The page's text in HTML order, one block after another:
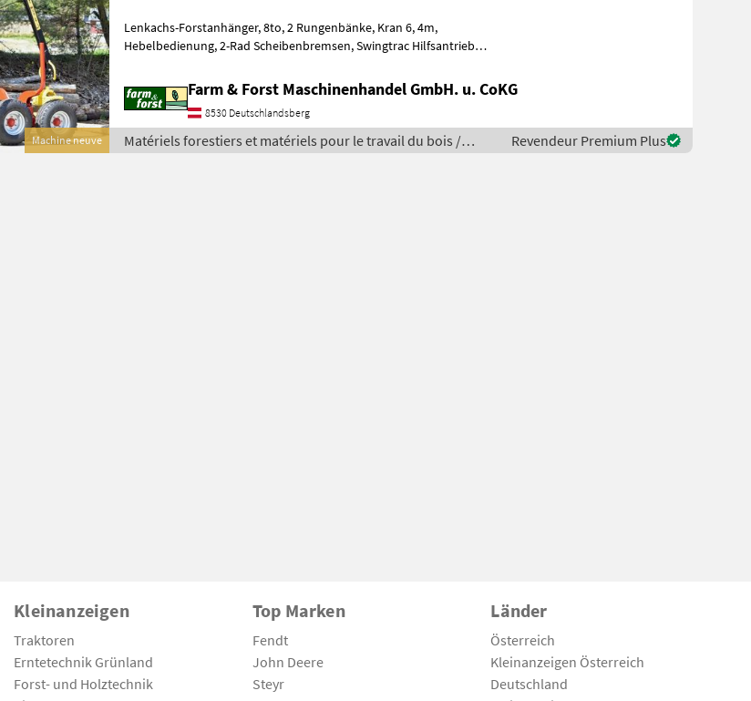
Machine neuve
Lenkachs-Forstanhänger, 8to, 2 Rungenbänke, Kran 6, 4m,
Hebelbedienung, 2-Rad Scheibenbremsen, Swingtrac Hilfsantrieb
Farm & Forst Maschinenhandel GmbH. u. CoKG
8530 Deutschlandsberg
Matériels forestiers et matériels pour le travail du bois /
Igland
Revendeur Premium Plus
Kleinanzeigen
Traktoren
Erntetechnik Grünland
Forst- und Holztechnik
Top Marken
Fendt
John Deere
Steyr
Länder
Österreich
Kleinanzeigen Österreich
Deutschland